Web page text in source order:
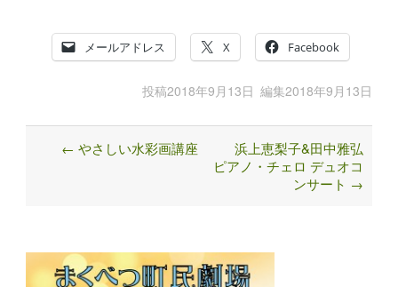
メールアドレス X Facebook
投稿2018年9月13日 編集2018年9月13日
Post
← やさしい水彩画講座
浜上恵梨子&田中雅弘
ピアノ・チェロ デュオコ
ンサート →